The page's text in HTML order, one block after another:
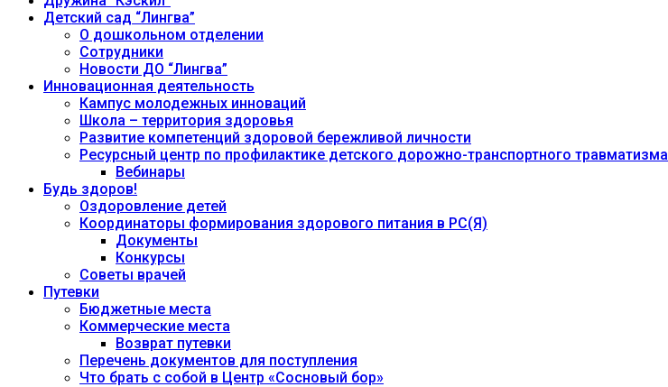
Детский сад “Лингва”
О дошкольном отделении
Сотрудники
Новости ДО “Лингва”
Инновационная деятельность
Кампус молодежных инноваций
Школа – территория здоровья
Развитие компетенций здоровой бережливой личности
Ресурсный центр по профилактике детского дорожно-транспортного травматизма
Вебинары
Будь здоров!
Оздоровление детей
Координаторы формирования здорового питания в РС(Я)
Документы
Конкурсы
Советы врачей
Путевки
Бюджетные места
Коммерческие места
Возврат путевки
Перечень документов для поступления
Что брать с собой в Центр «Сосновый бор»